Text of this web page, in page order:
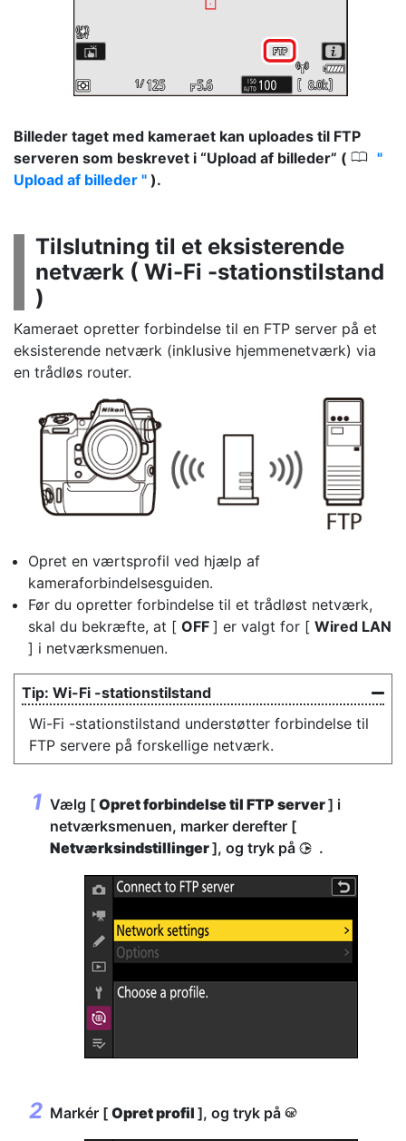
Billeder taget med kameraet kan uploades til FTP
serveren som beskrevet i “Upload af billeder” ( 0
Upload af billeder ).
Tilslutning til et eksisterende
netværk ( Wi-Fi -stationstilstand
)
Kameraet opretter forbindelse til en FTP server på et
eksisterende netværk (inklusive hjemmenetværk) via
en trådløs router.
Opret en værtsprofil ved hjælp af
kameraforbindelsesguiden.
Før du opretter forbindelse til et trådløst netværk,
skal du bekræfte, at [ OFF ] er valgt for [ Wired LAN
] i netværksmenuen.
Wi-Fi -stationstilstand
Wi-Fi -stationstilstand understøtter forbindelse til
FTP servere på forskellige netværk.
Vælg [ Opret forbindelse til FTP server] i
netværksmenuen, marker derefter [
Netværksindstillinger], og tryk på 2 .
Markér [ Opret profil ], og tryk på J